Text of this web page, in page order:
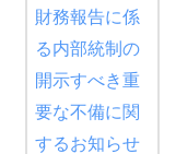
財務報告に係
る内部統制の
開示すべき重
要な不備に関
するお知らせ